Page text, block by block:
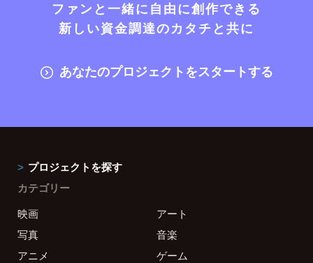
ファンと一緒に自由に創作できる
新しい資金調達のカタチと共に
あなたのプロジェクトをスタートする
プロジェクトを探す
カテゴリー
映画
アート
写真
音楽
アニメ
ゲーム